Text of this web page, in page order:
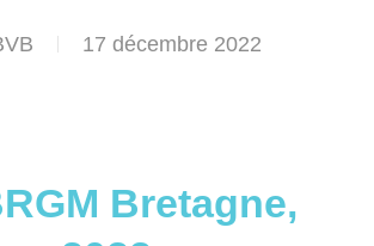
17 décembre 2022
Bretagne,